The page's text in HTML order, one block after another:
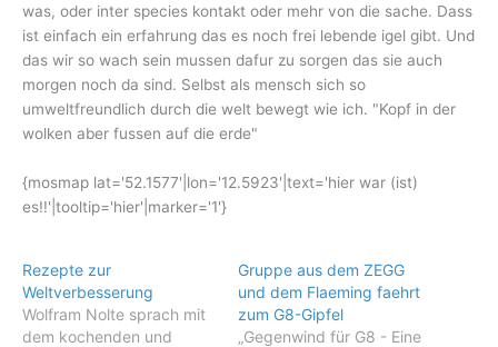
was, oder inter species kontakt oder mehr von die sache. Dass
ist einfach ein erfahrung das es noch frei lebende igel gibt. Und
das wir so wach sein mussen dafur zu sorgen das sie auch
morgen noch da sind. Selbst als mensch sich so
umweltfreundlich durch die welt bewegt wie ich. "Kopf in der
wolken aber fussen auf die erde"
{mosmap lat='52.1577'|lon='12.5923'|text='hier war (ist)
es!!'|tooltip='hier'|marker='1'}
Rezepte zur
Weltverbesserung
Wolfram Nolte sprach mit
dem kochenden und
Gruppe aus dem ZEGG
und dem Flaeming faehrt
zum G8-Gipfel
„Gegenwind für G8 - Eine